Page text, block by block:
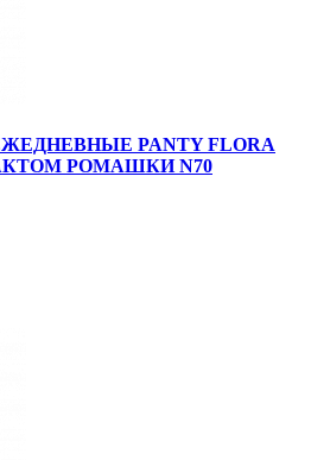
PANTY FLORA
РОМАШКИ N70